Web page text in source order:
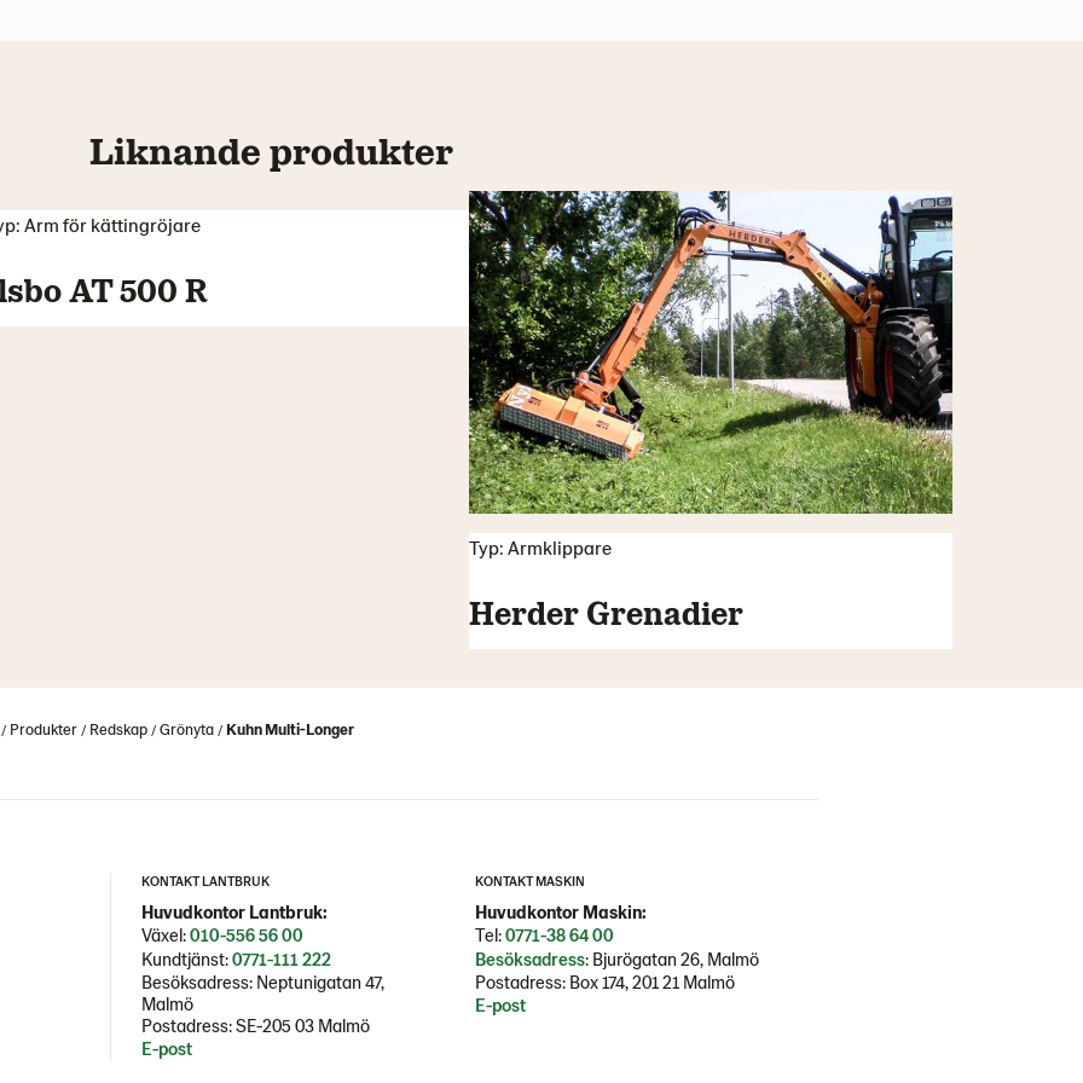
Liknande produkter
Arm för kättingröjare
AT 500 R
Typ: Armklippare
Herder Grenadier
Produkter Redskap Grönyta Kuhn Multi-Longer
KONTAKT LANTBRUK
Huvudkontor Lantbruk:
Växel:010-556 56 00
Kundtjänst:0771-111 222
Besöksadress: Neptunigatan 47,
Malmö
Postadress: SE-205 03 Malmö
E-post
KONTAKT MASKIN
Huvudkontor Maskin:
Tel:0771-38 64 00
Besöksadress: Bjurögatan 26, Malmö
Postadress: Box 174, 201 21 Malmö
E-post